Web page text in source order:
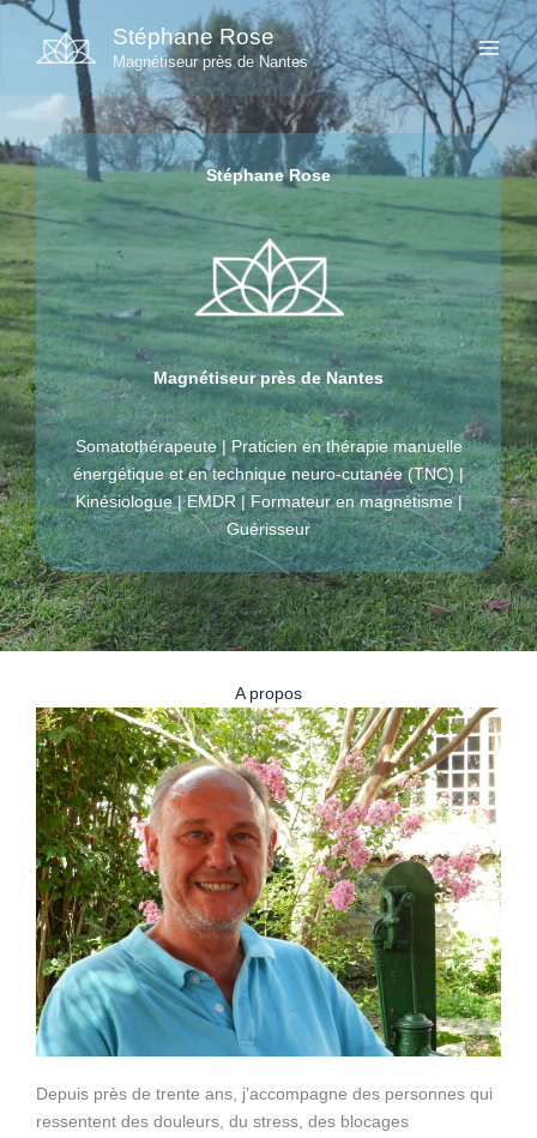
Aller
contenu
Stéphane Rose
Magnétiseur près de Nantes
Stéphane Rose
Magnétiseur près de Nantes
Somatothérapeute | Praticien en thérapie manuelle
énergétique et en technique neuro-cutanée (TNC) |
Kinésiologue | EMDR | Formateur en magnétisme |
Guérisseur
A propos
Depuis près de trente ans, j’accompagne des personnes qui
ressentent des douleurs, du stress, des blocages